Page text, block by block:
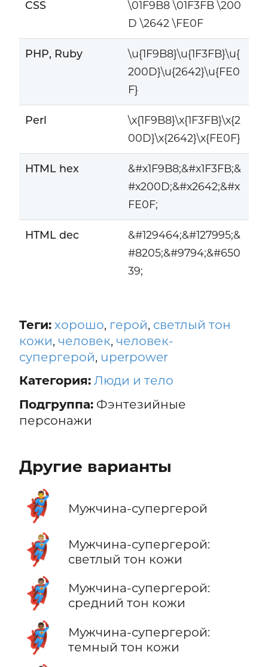
CSS
\01F9B8 \01F3FB \200
D \2642 \FE0F
PHP, Ruby
\u{1F9B8}\u{1F3FB}\u{
200D}\u{2642}\u{FE0
F}
Perl
\x{1F9B8}\x{1F3FB}\x{2
00D}\x{2642}\x{FE0F}
HTML hex
&#x1F9B8;&#x1F3FB;&
#x200D;&#x2642;&#x
FE0F;
HTML dec
&#129464;&#127995;&
#8205;&#9794;&#650
39;
Теги: хорошо, герой, светлый тон
кожи, человек, человек-
супергерой, uperpower
Категория: Люди и тело
Подгруппа:Фэнтезийные
персонажи
Другие варианты
🦸‍♂️ Мужчина-супергерой
🦸🏼‍♂️
Мужчина-супергерой:
светлый тон кожи
🦸🏽‍♂️
Мужчина-супергерой:
средний тон кожи
🦸🏾‍♂️
Мужчина-супергерой:
темный тон кожи